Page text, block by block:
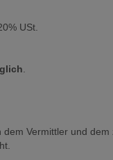
USt.
.
Vermittler und